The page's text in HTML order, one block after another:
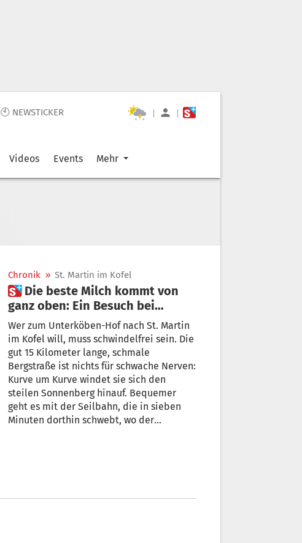
🕙 NEWSTICKER | |
Videos Events Mehr
Chronik » St. Martin im Kofel
 Die beste Milch kommt von
ganz oben: Ein Besuch bei
Bäuerin Erika Kaserer
Wer zum Unterköben-Hof nach St. Martin
im Kofel will, muss schwindelfrei sein. Die
gut 15 Kilometer lange, schmale
Bergstraße ist nichts für schwache Nerven:
Kurve um Kurve windet sie sich den
steilen Sonnenberg hinauf. Bequemer
geht es mit der Seilbahn, die in sieben
Minuten dorthin schwebt, wo der